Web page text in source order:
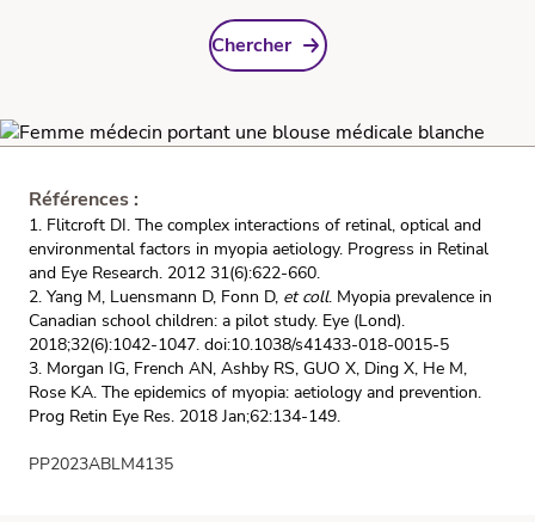
Chercher
Références :
1. Flitcroft DI. The complex interactions of retinal, optical and
environmental factors in myopia aetiology. Progress in Retinal
and Eye Research. 2012 31(6):622-660.
2. Yang M, Luensmann D, Fonn D, et coll. Myopia prevalence in
Canadian school children: a pilot study. Eye (Lond).
2018;32(6):1042-1047. doi:10.1038/s41433-018-0015-5
3. Morgan IG, French AN, Ashby RS, GUO X, Ding X, He M,
Rose KA. The epidemics of myopia: aetiology and prevention.
Prog Retin Eye Res. 2018 Jan;62:134-149.
PP2023ABLM4135